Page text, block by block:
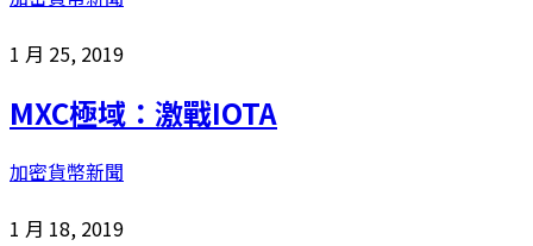
1 月 25, 2019
MXC極域：激戰IOTA
加密貨幣新聞
1 月 18, 2019